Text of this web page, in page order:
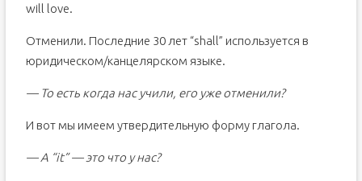
will love.
Отменили. Последние 30 лет “shall” используется в
юридическом/канцелярском языке.
— То есть когда нас учили, его уже отменили?
И вот мы имеем утвердительную форму глагола.
— А “it” — это что у нас?